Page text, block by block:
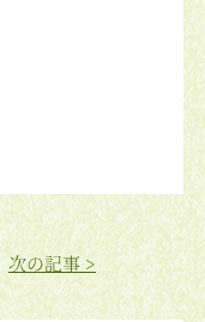
次の記事 >